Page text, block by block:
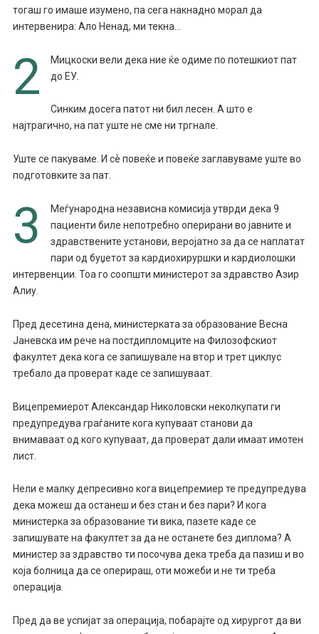
тогаш го имаше изумено, па сега накнадно морал да
интервенира: Ало Ненад, ми текна…
2
Мицкоски вели дека ние ќе одиме по потешкиот пат
до ЕУ.
Синким досега патот ни бил лесен. А што е
најтрагично, на пат уште не сме ни тргнале.
Уште се пакуваме. И сѐ повеќе и повеќе заглавуваме уште во
подготовките за пат.
3
Меѓународна независна комисија утврди дека 9
пациенти биле непотребно оперирани во јавните и
здравствените установи, веројатно за да се наплатат
пари од буџетот за кардиохируршки и кардиолошки
интервенции. Тоа го соопшти министерот за здравство Азир
Алиу.
Пред десетина дена, министерката за образование Весна
Јаневска им рече на постдипломците на Филозофскиот
факултет дека кога се запишувале на втор и трет циклус
требало да проверат каде се запишуваат.
Вицепремиерот Александар Николовски неколкупати ги
предупредува граѓаните кога купуваат станови да
внимаваат од кого купуваат, да проверат дали имаат имотен
лист.
Нели е малку депресивно кога вицепремиер те предупредува
дека можеш да останеш и без стан и без пари? И кога
министерка за образование ти вика, пазете каде се
запишувате на факултет за да не останете без диплома? А
министер за здравство ти посочува дека треба да пазиш и во
која болница да се оперираш, оти можеби и не ти треба
операција.
Пред да ве успијат за операција, побарајте од хирургот да ви